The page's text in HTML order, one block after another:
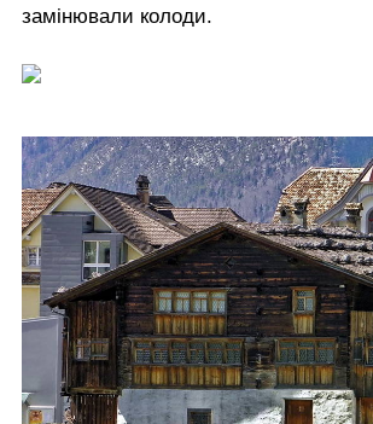
замінювали колоди.